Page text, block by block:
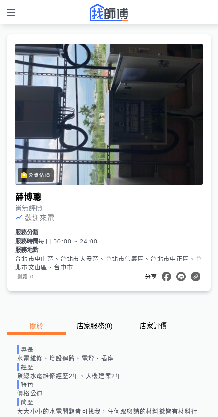
免費估價
薛博聰
尚無評價
歡迎來電
服務分類
服務時間每日 00:00 ~ 24:00
服務地點
台北市中山區、台北市大安區、台北市信義區、台北市中正區、台
北市文山區、台中市
瀏覽 0 分享
關於 店家服務(0) 店家評價
專長
水電維修、增設迴路、電燈、插座
經歷
榮總水電維修經歷2年、大樓建案2年
特色
價格公道
簡歷
大大小小的水電問題皆可找我，任何跟您請的材料錢皆有材料行